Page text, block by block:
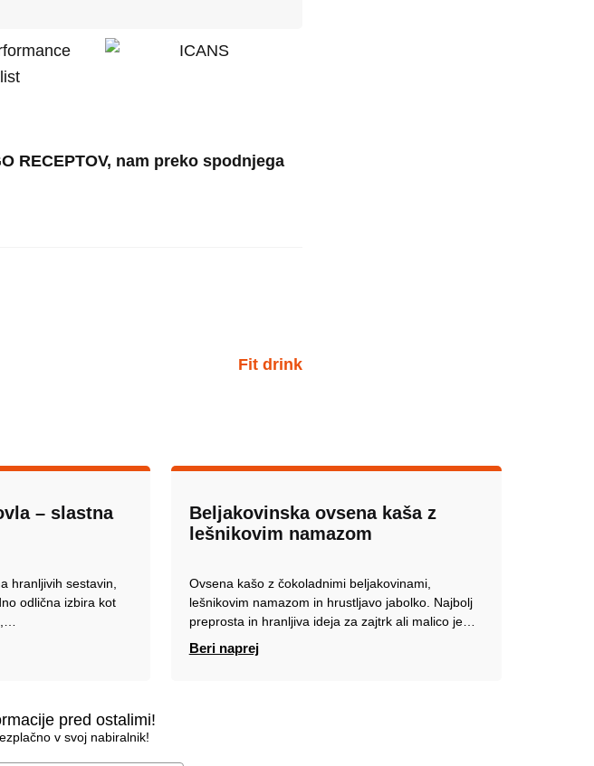
RECEPTOV, nam preko spodnjega
Fit drink
– slastna
hranljivih sestavin,
odlična izbira kot
Beljakovinska ovsena kaša z
lešnikovim namazom
Ovsena kašo z čokoladnimi beljakovinami,
lešnikovim namazom in hrustljavo jabolko. Najbolj
preprosta in hranljiva ideja za zajtrk ali malico je…
Beri naprej
pred ostalimi!
v svoj nabiralnik!